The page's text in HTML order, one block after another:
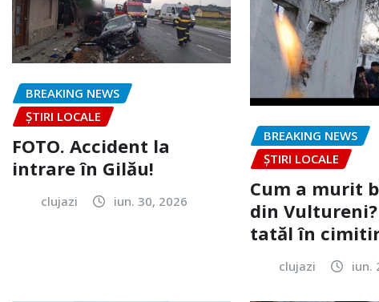
BREAKING NEWS
ȘTIRI LOCALE
FOTO. Accident la
intrare în Gilău!
clujazi iun. 30, 2026
BREAKING NEWS
ȘTIRI LOCALE
Cum a murit
din Vultureni?
tatăl în
clujazi iun.